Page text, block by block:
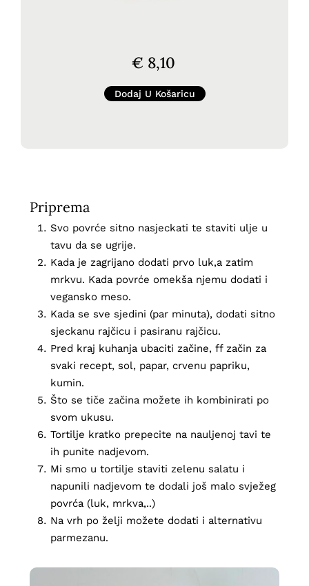
€ 8,10
Dodaj U Košaricu
Priprema
Svo povrće sitno nasjeckati te staviti ulje u
tavu da se ugrije.
Kada je zagrijano dodati prvo luk,a zatim
mrkvu. Kada povrće omekša njemu dodati i
vegansko meso.
Kada se sve sjedini (par minuta), dodati sitno
sjeckanu rajčicu i pasiranu rajčicu.
Pred kraj kuhanja ubaciti začine, ff začin za
svaki recept, sol, papar, crvenu papriku,
kumin.
Što se tiče začina možete ih kombinirati po
svom ukusu.
Tortilje kratko prepecite na nauljenoj tavi te
ih punite nadjevom.
Mi smo u tortilje staviti zelenu salatu i
napunili nadjevom te dodali još malo svježeg
povrća (luk, mrkva,..)
Na vrh po želji možete dodati i alternativu
parmezanu.